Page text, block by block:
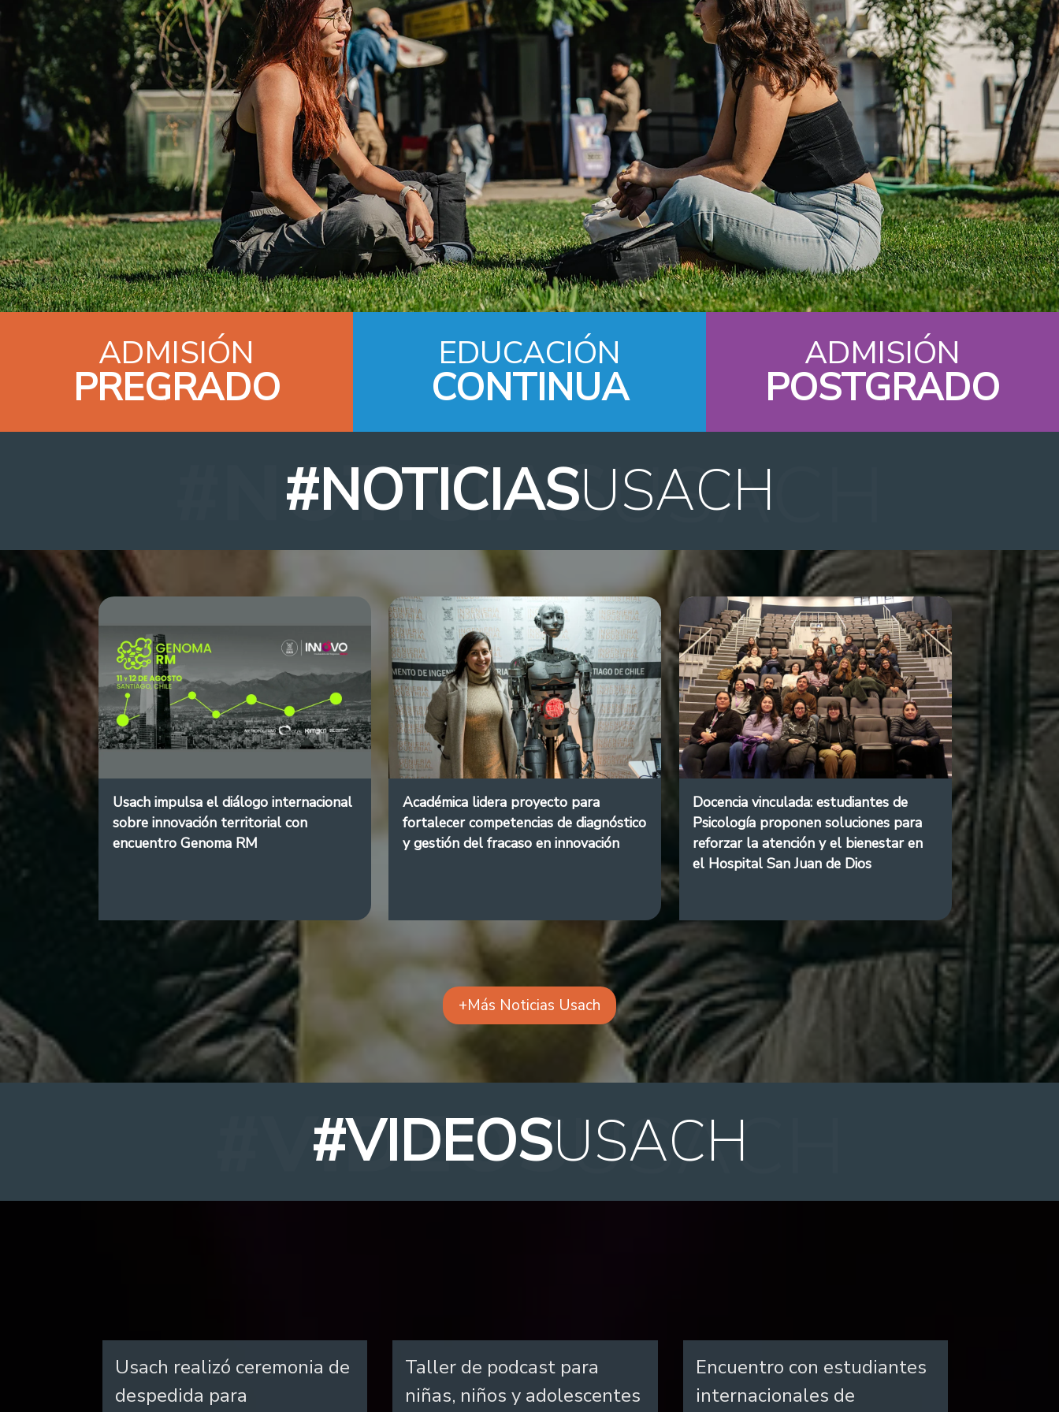
ADMISIÓN
PREGRADO
EDUCACIÓN
CONTINUA
ADMISIÓN
POSTGRADO
#NOTICIASUSACH
Usach impulsa el diálogo internacional
sobre innovación territorial con
encuentro Genoma RM
Académica lidera proyecto para
fortalecer competencias de diagnóstico
y gestión del fracaso en innovación
Docencia vinculada: estudiantes de
Psicología proponen soluciones para
reforzar la atención y el bienestar en
el Hospital San Juan de Dios
+Más Noticias Usach
#VIDEOSUSACH
Usach realizó ceremonia de
despedida para
Taller de podcast para
niñas, niños y adolescentes
Encuentro con estudiantes
internacionales de